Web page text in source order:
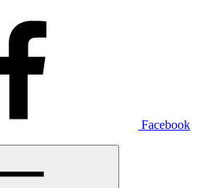
Facebook